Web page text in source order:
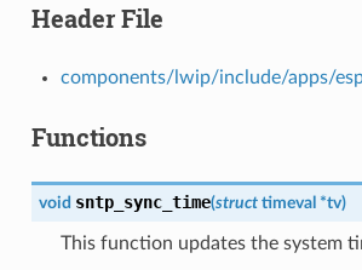
Header File
components/lwip/include/apps/
Functions
void sntp_sync_time(struct timeval *tv)
This function updates the system